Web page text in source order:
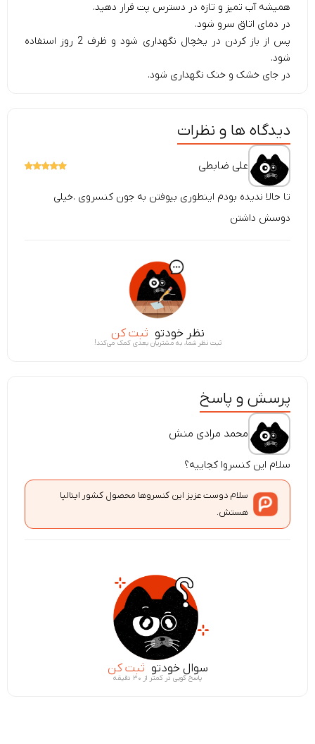
همیشه آب تمیز و تازه در دسترس پت قرار دهید.
در دمای اتاق سرو شود.
پس از باز کردن در یخچال نگهداری شود و ظرف 2 روز استفاده
شود.
در جای خشک و خنک نگهداری شود.
دیدگاه ها و نظرات
علی ضابطی
تا حالا ندیده بودم اینطوری بیوفتن به جون کنسروی .خیلی
دوسش داشتن
نظر خودتو ثبت کن
ثبت نظر شما، به مشتریان بعدی کمک می‌کند!
پرسش و پاسخ
محمد مرادی منش
سلام این کنسروا کجاییه؟
سلام دوست عزیز این کنسروها محصول کشور ایتالیا
هستش.
سوال خودتو ثبت کن
پاسخ گویی در کمتر از ۳۰ دقیقه